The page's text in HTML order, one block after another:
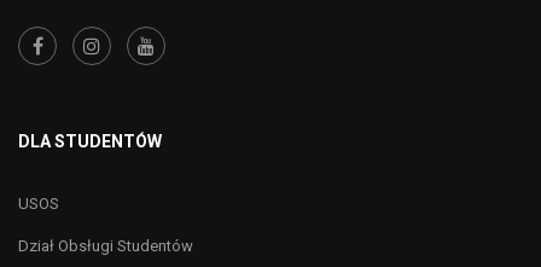
DLA STUDENTÓW
USOS
Dział Obsługi Studentów